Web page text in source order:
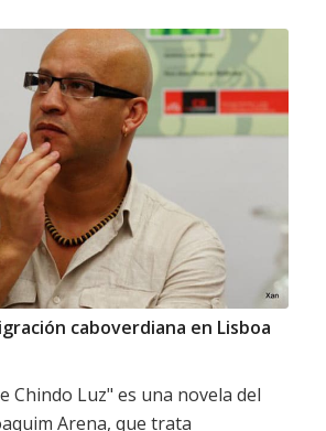
caboverdiana en Lisboa
Chindo Luz" es una novela del
Arena, que trata